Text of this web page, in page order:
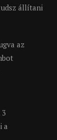
állítani
az
a